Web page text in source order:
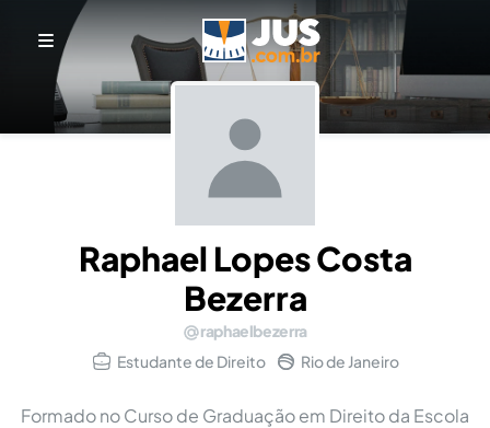
Raphael Lopes Costa
Bezerra
raphaelbezerra
Estudante de Direito
Rio de Janeiro
Formado no Curso de Graduação em Direito da Escola